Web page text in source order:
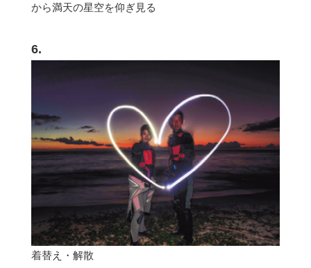
から満天の星空を仰ぎ見る
6.
着替え・解散